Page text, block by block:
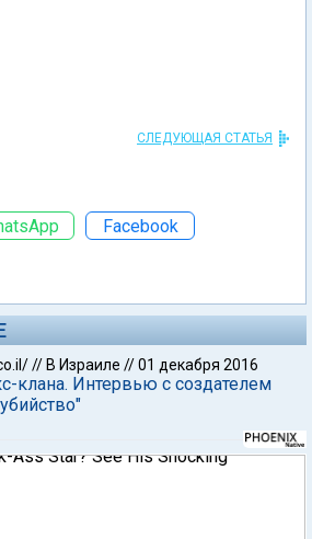
СЛЕДУЮЩАЯ СТАТЬЯ
Facebook
// В Израиле //01 декабря 2016
клана. Интервью с создателем